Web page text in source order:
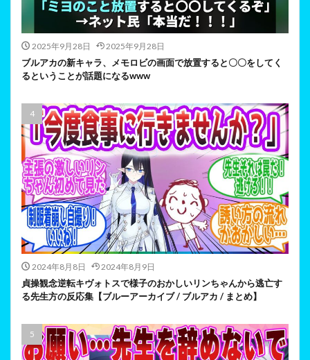
2025年9月28日 2025年9月28日
ブルアカの新キャラ、メモロビの画面で放置すると〇〇をしてく
るということが話題になるwww
2024年8月8日 2024年8月9日
貞操観念逆転キヴォトスで様子のおかしいリンちゃんから逃亡す
る先生方の反応集【ブルーアーカイブ / ブルアカ / まとめ】